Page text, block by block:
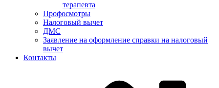
терапевта
Профосмотры
Налоговый вычет
ДМС
Заявление на оформление справки на налоговый
вычет
Контакты